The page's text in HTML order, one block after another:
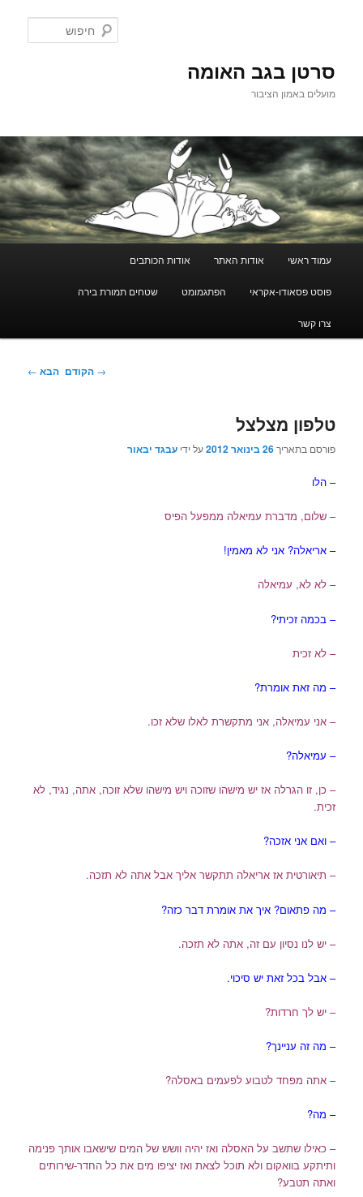
סרטן בגב האומה
מועלים באמון הציבור
עמוד ראשי אודות האתר אודות הכותבים
פוסט פסאודו-אקראי הפתגמומט שטחים תמורת בירה
צרו קשר
ניווט
→ הקודם הבא ←
טלפון מצלצל
פורסם בתאריך26 בינואר 2012 על ידיעבגד יבאור
– הלו
– שלום, מדברת עמיאלה ממפעל הפיס
– אריאלה? אני לא מאמין!
– לא לא, עמיאלה
– בכמה זכיתי?
– לא זכית
– מה זאת אומרת?
– אני עמיאלה, אני מתקשרת לאלו שלא זכו.
– עמיאלה?
– כן, זו הגרלה אז יש מישהו שזוכה ויש מישהו שלא זוכה, אתה, נגיד, לא
זכית.
– ואם אני אזכה?
– תיאורטית אז אריאלה תתקשר אליך אבל אתה לא תזכה.
– מה פתאום? איך את אומרת דבר כזה?
– יש לנו נסיון עם זה, אתה לא תזכה.
– אבל בכל זאת יש סיכוי.
– יש לך חרדות?
– מה זה עניינך?
– אתה מפחד לטבוע לפעמים באסלה?
– מה?
– כאילו שתשב על האסלה ואז יהיה וושש של המים שישאבו אותך פנימה
ותיתקע בוואקום ולא תוכל לצאת ואז יציפו מים את כל החדר-שירותים
ואתה תטבע?